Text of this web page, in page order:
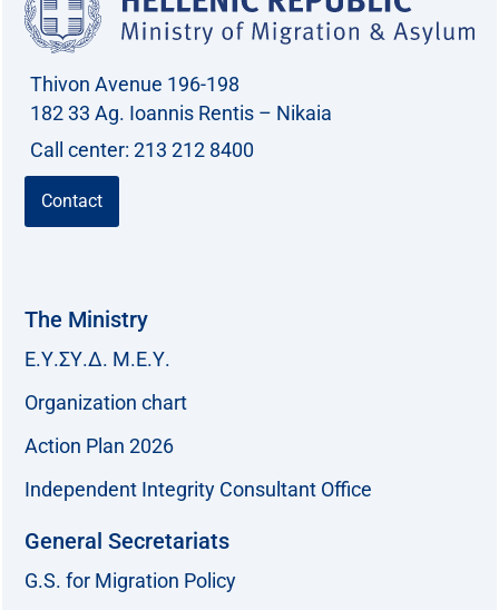
o
Thivon Avenue 196-198
182 33 Ag. Ioannis Rentis – Nikaia
Call center: 213 212 8400
Contact
The Ministry
Ε.Υ.ΣΥ.Δ. Μ.Ε.Υ.
Organization chart
Action Plan 2026
Independent Integrity Consultant Office
General Secretariats
G.S. for Migration Policy